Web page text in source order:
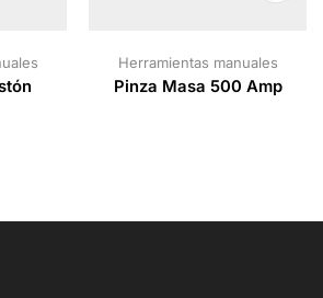
Herramientas manuales
Pinza Masa 500 Amp